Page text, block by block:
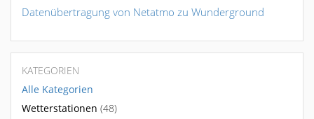
Datenübertragung von Netatmo zu Wunderground
KATEGORIEN
Alle Kategorien
Wetterstationen (48)